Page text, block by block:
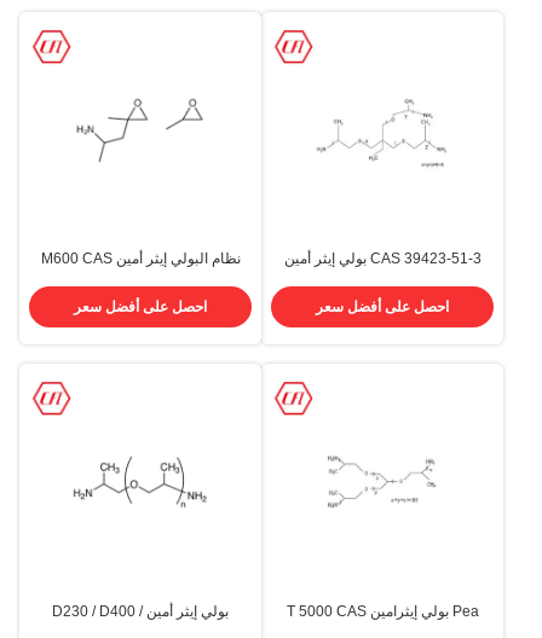
CAS 39423-51-3 بولي إيثر أمين
احصل على أفضل سعر
نظام البولي إيثر أمين M600 CAS
احصل على أفضل سعر
Pea بولي إيثرامين T 5000 CAS
بولي إيثر أمين D230 / D400 /